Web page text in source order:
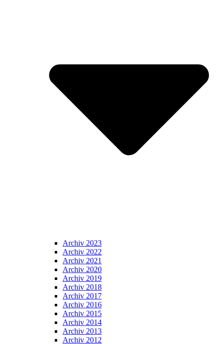
Archiv 2023
Archiv 2022
Archiv 2021
Archiv 2020
Archiv 2019
Archiv 2018
Archiv 2017
Archiv 2016
Archiv 2015
Archiv 2014
Archiv 2013
Archiv 2012